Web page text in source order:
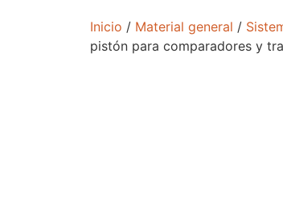
Inicio / Material general /
pistón para comparadores y